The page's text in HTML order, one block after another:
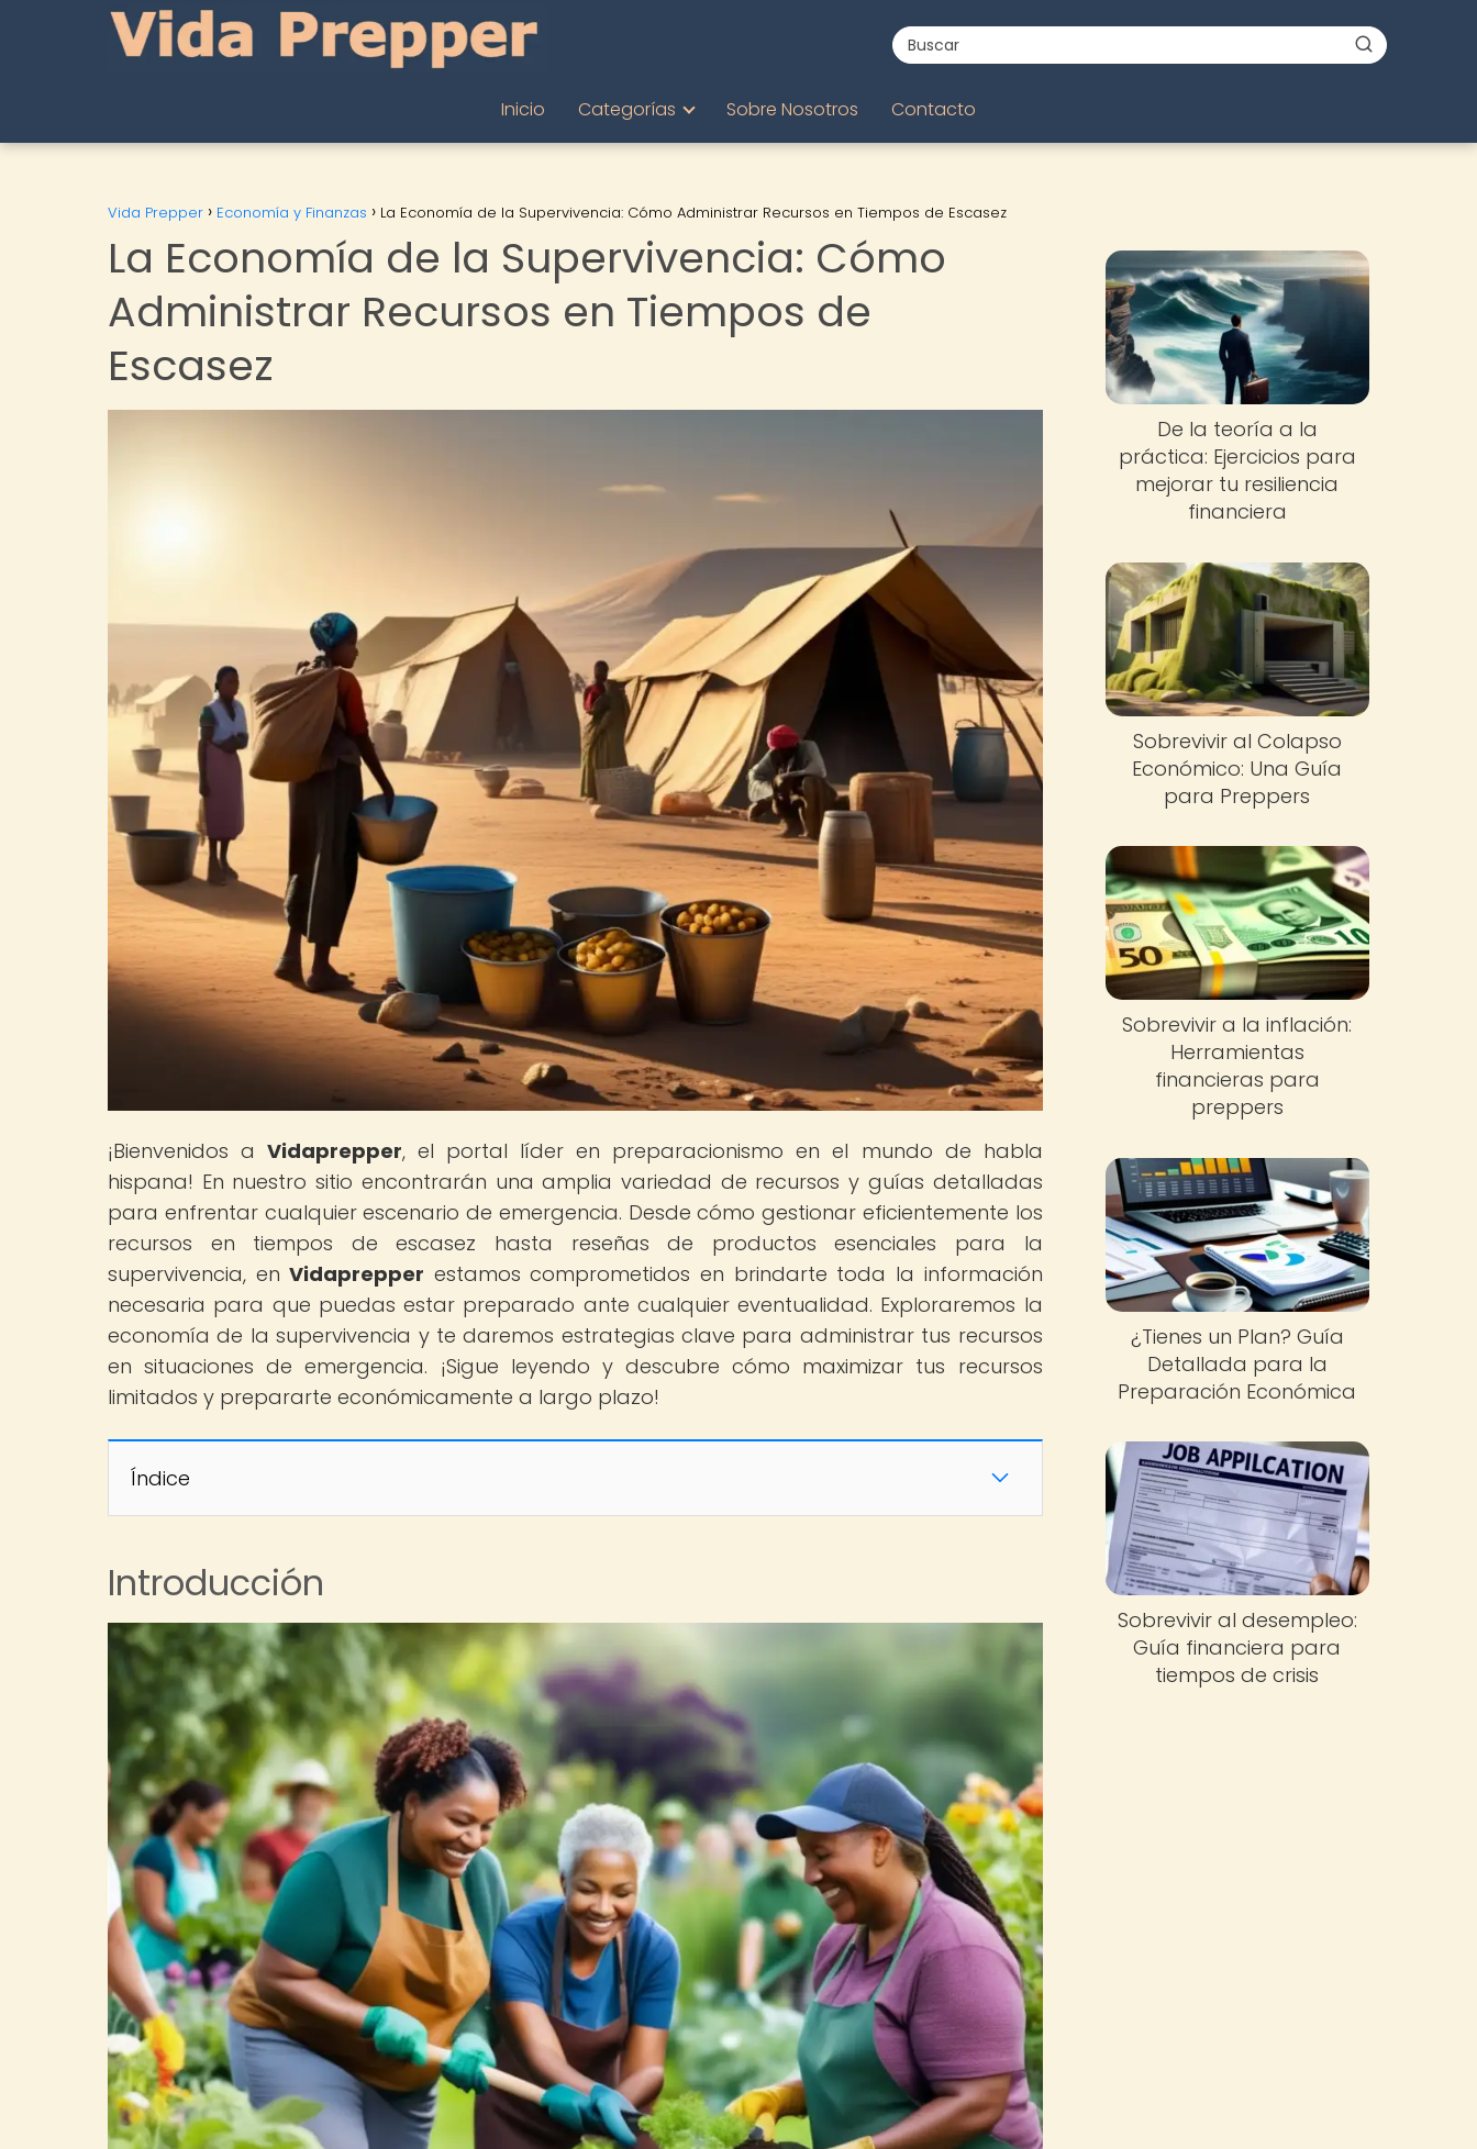
Inicio Categorías Sobre Nosotros Contacto
Vida Prepper Economía y Finanzas La Economía de la Supervivencia: Cómo Administrar Recursos en Tiempos de Escasez
La Economía de la Supervivencia: Cómo
Administrar Recursos en Tiempos de
Escasez
¡Bienvenidos aVidaprepper, el portal líder en preparacionismo en el mundo de habla
hispana! En nuestro sitio encontrarán una amplia variedad de recursos y guías detalladas
para enfrentar cualquier escenario de emergencia. Desde cómo gestionar eficientemente los
recursos en tiempos de escasez hasta reseñas de productos esenciales para la
supervivencia, enVidaprepper estamos comprometidos en brindarte toda la información
necesaria para que puedas estar preparado ante cualquier eventualidad. Exploraremos la
economía de la supervivencia y te daremos estrategias clave para administrar tus recursos
en situaciones de emergencia. ¡Sigue leyendo y descubre cómo maximizar tus recursos
limitados y prepararte económicamente a largo plazo!
Índice
Introducción
De la teoría a la
práctica: Ejercicios para
mejorar tu resiliencia
financiera
Sobrevivir al Colapso
Económico: Una Guía
para Preppers
Sobrevivir a la inflación:
Herramientas
financieras para
preppers
¿Tienes un Plan? Guía
Detallada para la
Preparación Económica
Sobrevivir al desempleo:
Guía financiera para
tiempos de crisis